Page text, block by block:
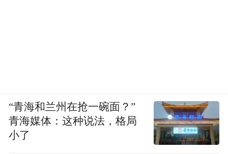
“青海和兰州在抢一碗面？”
青海媒体：这种说法，格局
小了